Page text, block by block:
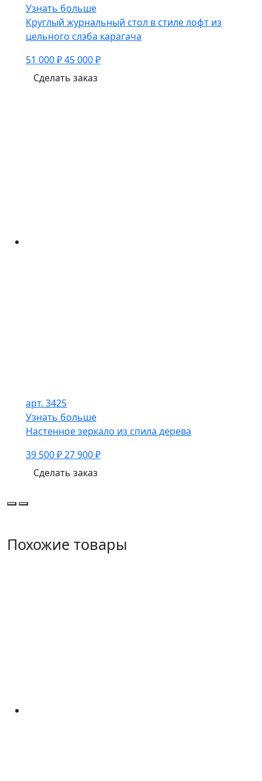
Узнать больше
Круглый журнальный стол в стиле лофт из
цельного слэба карагача
51 000 ₽45 000 ₽
Сделать заказ
арт. 3425
Узнать больше
Настенное зеркало из спила дерева
39 500 ₽27 900 ₽
Сделать заказ
Похожие товары